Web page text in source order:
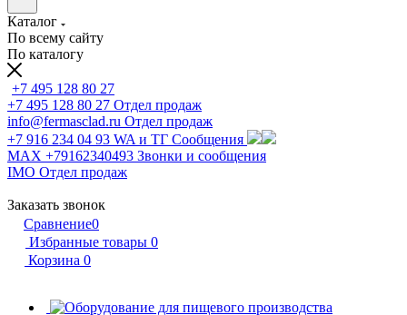
Каталог
По всему сайту
По каталогу
+7 495 128 80 27
+7 495 128 80 27 Отдел продаж
info@fermasclad.ru Отдел продаж
+7 916 234 04 93 WA и ТГ Сообщения
MAX +79162340493 Звонки и сообщения
IMO Отдел продаж
Заказать звонок
Сравнение0
Избранные товары 0
Корзина 0